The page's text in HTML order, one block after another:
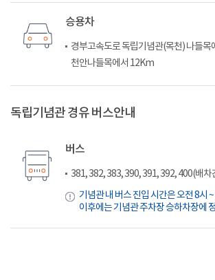
승용차
경부고속도로 독립기념관(목천) 나들목
천안나들목에서 12Km
독립기념관 경유 버스안내
버스
381, 382, 383, 390, 391, 392, 400(배차
기념관 내 버스 진입 시간은 오전 8시
이후에는 기념관 주차장 승하차장에